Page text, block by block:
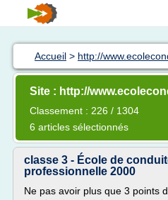
Accueil > http://
Site : http://
Classement : 226 / 1304
6 articles sélectionnés
classe 3 - École de
professionnelle 2000
Ne pas avoir plus que 3 points